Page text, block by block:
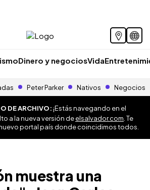
Dinero y negociosVida
Peter Parker Nativos Negocios
DE ARCHIVO:¡Estás navegando en el
a la nueva versión deelsalvador.com . Te
portal país donde coincidimos todos.
muestra una